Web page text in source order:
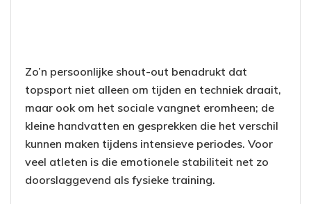
Zo’n persoonlijke shout-out benadrukt dat
topsport niet alleen om tijden en techniek draait,
maar ook om het sociale vangnet eromheen; de
kleine handvatten en gesprekken die het verschil
kunnen maken tijdens intensieve periodes. Voor
veel atleten is die emotionele stabiliteit net zo
doorslaggevend als fysieke training.